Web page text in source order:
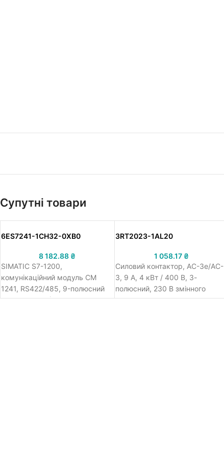
Супутні товари
6ES7241-1CH32-0XB0
8 182.88 ₴
SIMATIC S7-1200,
комунікаційний модуль CM
1241, RS422/485, 9-полюсний
розєм SUB D (вилка), вільно-пр
3RT2023-1AL20
1 058.17 ₴
Силовий контактор, AC-3e/AC-
3, 9 A, 4 кВт / 400 В, 3-
полюсний, 230 В змінного
струму, 50/60 Гц, допо